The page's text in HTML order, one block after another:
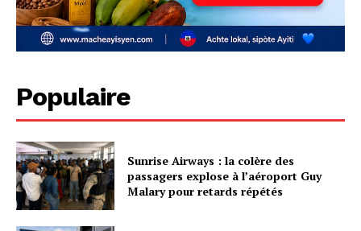
Populaire
Sunrise Airways : la colère des
passagers explose à l’aéroport Guy
Malary pour retards répétés